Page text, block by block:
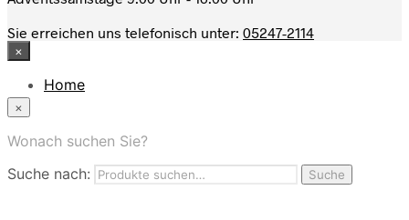
Sie erreichen uns telefonisch unter: 05247-2114
×
Home
App
Nutzungbedingungen
×
Wonach suchen Sie?
Suche nach:
Suche